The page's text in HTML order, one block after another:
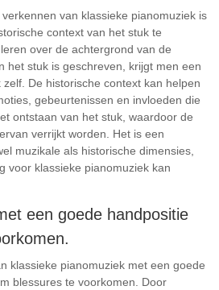
van klassieke pianomuziek is
context van het stuk te
over de achtergrond van de
het stuk is geschreven, krijgt men een
De historische context kan helpen
gebeurtenissen en invloeden die
ontstaan van het stuk, waardoor de
verrijkt worden. Het is een
muzikale als historische dimensies,
voor klassieke pianomuziek kan
een goede handpositie
klassieke pianomuziek met een goede
blessures te voorkomen. Door